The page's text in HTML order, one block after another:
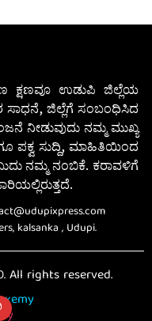
ಕ್ಷಣವೂ ಉಡುಪಿ ಜಿಲ್ಲೆಯ
ಜಿಲ್ಲೆಗೆ ಸಂಬಂಧಿಸಿದ
ನೀಡುವುದು ನಮ್ಮ ಮುಖ್ಯ
ಪಕ್ವ ಸುದ್ದಿ, ಮಾಹಿತಿಯಿಂದ
ನಮ್ಮ ನಂಬಿಕೆ. ಕರಾವಳಿಗೆ
kalsanka , Udupi.
All rights reserved.